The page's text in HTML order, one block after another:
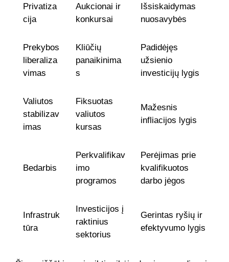
Privatiza
cija
Aukcionai ir
konkursai
Išsiskaidymas
nuosavybės
Prekybos
liberaliza
vimas
Kliūčių
panaikinima
s
Padidėjęs
užsienio
investicijų lygis
Valiutos
stabilizav
imas
Fiksuotas
valiutos
kursas
Mažesnis
infliacijos lygis
Bedarbis
Perkvalifikav
imo
programos
Perėjimas prie
kvalifikuotos
darbo jėgos
Infrastruk
tūra
Investicijos į
raktinius
sektorius
Gerintas ryšių ir
efektyvumo lygis